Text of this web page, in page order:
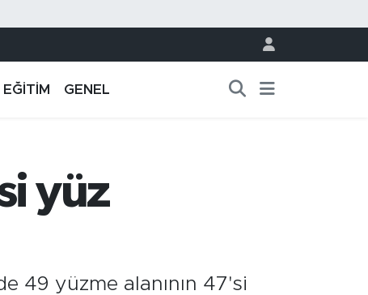
EĞİTİM GENEL
yüz
49 yüzme alanının 47'si